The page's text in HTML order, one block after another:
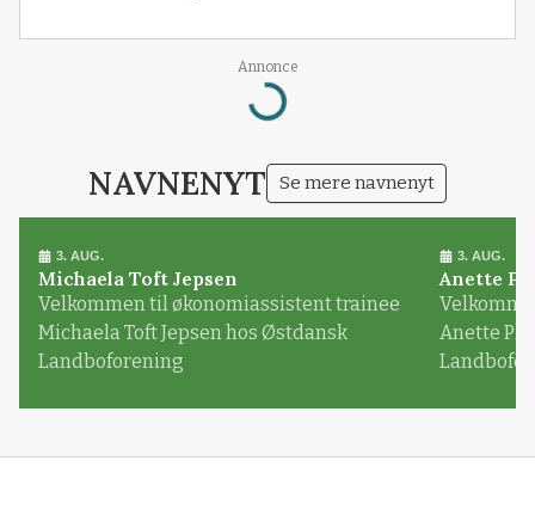
Annonce
Loading...
NAVNENYT Se mere navnenyt
3. AUG.
Michaela Toft Jepsen
Velkommen til økonomiassistent trainee
Michaela Toft Jepsen hos Østdansk
Landboforening
3. AUG.
Anette
Anette